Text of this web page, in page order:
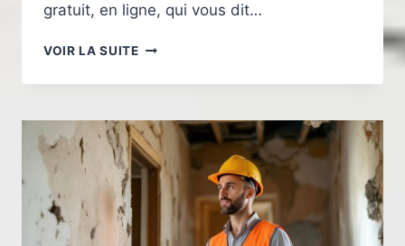
gratuit, en ligne, qui vous dit…
VOIR LA SUITECALCULATEUR
CHARGE
:
TESTER
SON
INSTALLATION
AVANT
TRAVAUX